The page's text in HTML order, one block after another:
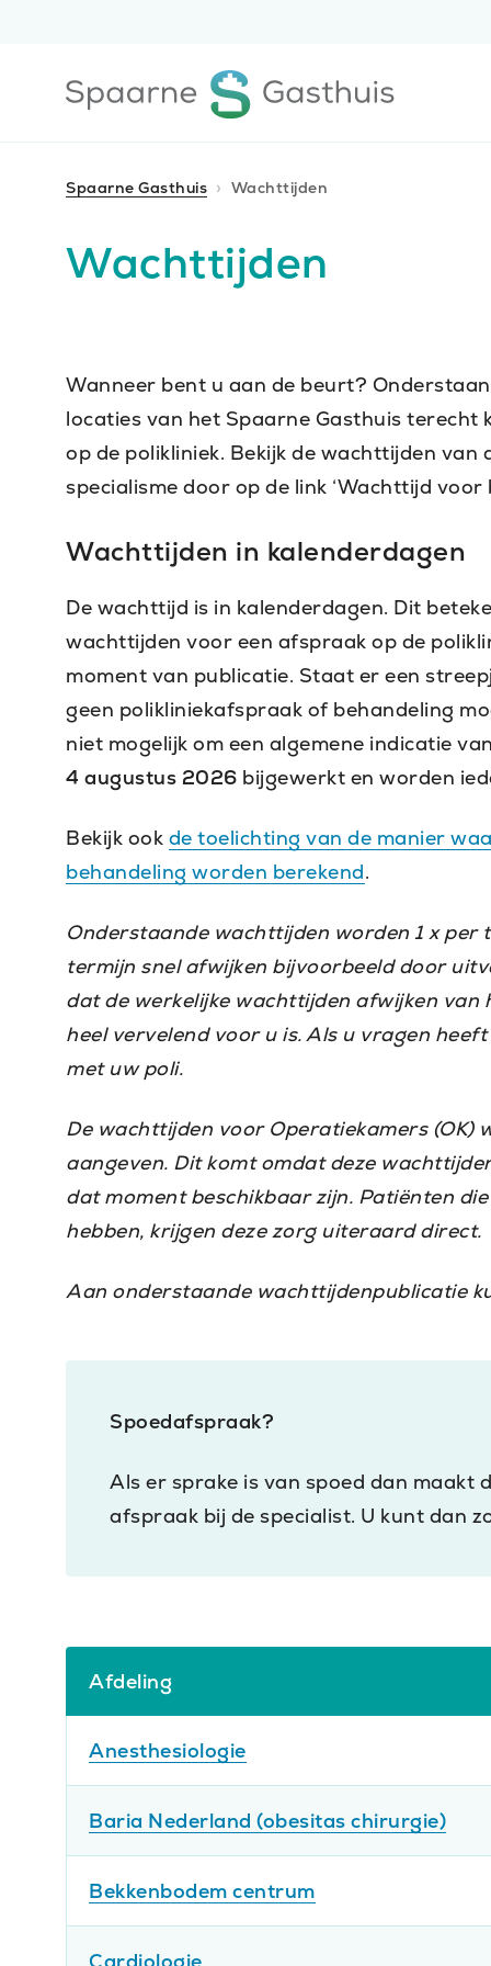
Ga
homepagina
Spaarne Gasthuis Wachttijden
Wachttijden
Wanneer bent u aan de beurt?
locaties van het Spaarne Gasthuis
op de polikliniek. Bekijk de wachttijden
specialisme door op de link ‘Wachttijd
Wachttijden in kalenderdagen
De wachttijd is in kalenderdagen. Dit
wachttijden voor een afspraak op de
moment van publicatie. Staat er een
geen polikliniekafspraak of behandeling
niet mogelijk om een algemene indicatie
4 augustus 2026 bijgewerkt en worden
Bekijk ook de toelichting van de manier
behandeling worden berekend.
Onderstaande wachttijden worden 1 x per
termijn snel afwijken bijvoorbeeld door
dat de werkelijke wachttijden afwijken
heel vervelend voor u is. Als u vragen
met uw poli.
De wachttijden voor Operatiekamers (OK)
aangeven. Dit komt omdat deze
dat moment beschikbaar zijn. Patiënten
hebben, krijgen deze zorg uiteraard direct.
Aan onderstaande wachttijdenpublicatie
Spoedafspraak?
Als er sprake is van spoed dan maakt
afspraak bij de specialist. U kunt dan
Wachttijden
per
afdeling
Afdeling
Anesthesiologie
Haarlem
Zuid:
-
Hoofddorp:
7
dagen
Baria Nederland (obesitas chirurgie)
Haarlem
Zuid:
-
Hoofddorp:
Bekkenbodem centrum
Haarlem
Zuid: